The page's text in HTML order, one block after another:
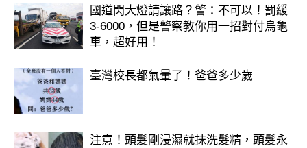
國道閃大燈請讓路？警：不可以！罰緩
3-6000，但是警察教你用一招對付烏龜
車，超好用！
臺灣校長都氣暈了！爸爸多少歲
注意！頭髮剛浸濕就抹洗髮精，頭髮永